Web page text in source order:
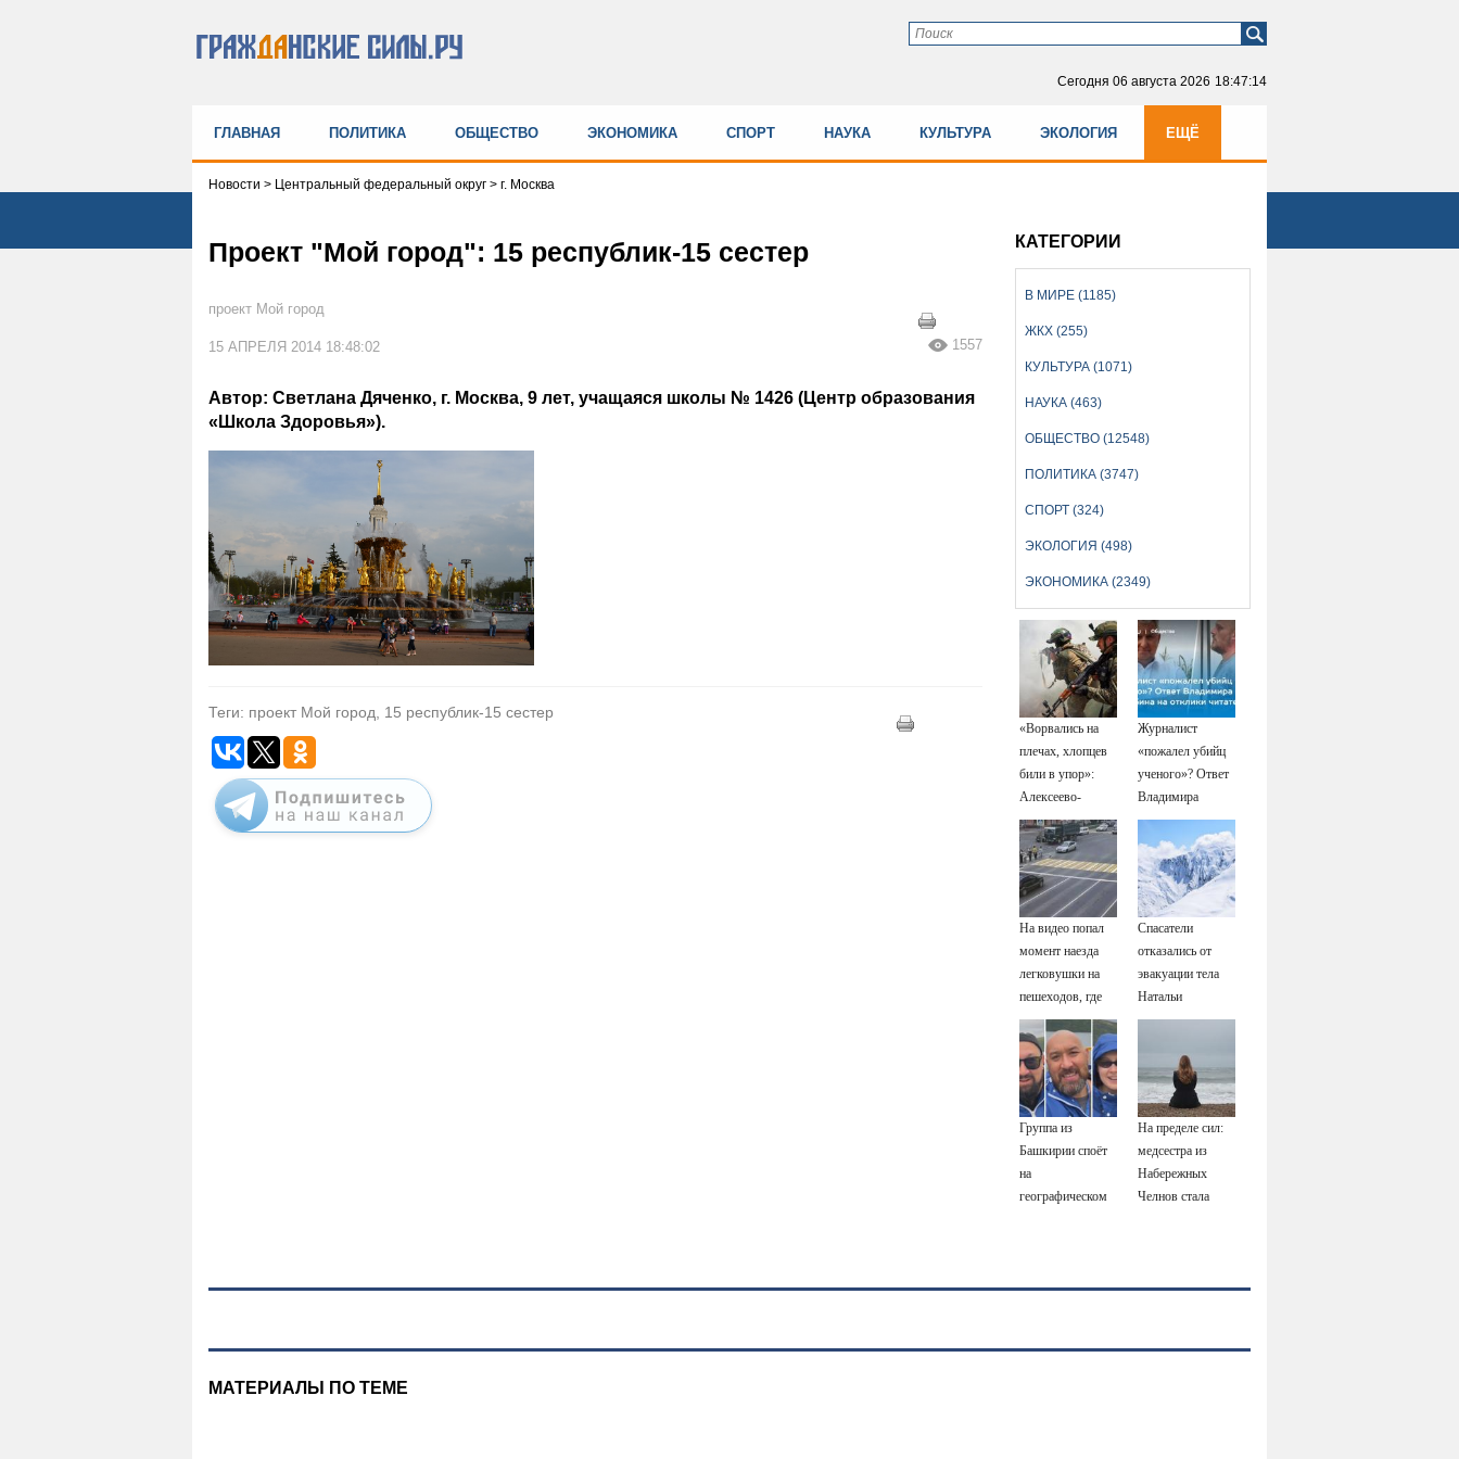
Сегодня 06 августа 2026 18:47:15
ГЛАВНАЯ ПОЛИТИКА ОБЩЕСТВО ЭКОНОМИКА СПОРТ НАУКА КУЛЬТУРА ЭКОЛОГИЯ ЕЩЁ
Новости > Центральный федеральный округ > г. Москва
Проект "Мой город": 15 республик-15 сестер
проект Мой город
15 АПРЕЛЯ 2014 18:48:02 1557
Автор: Светлана Дяченко, г. Москва, 9 лет, учащаяся школы № 1426 (Центр образования
«Школа Здоровья»).
Теги: проект Мой город, 15 республик-15 сестер
КАТЕГОРИИ
В МИРЕ (1185)
ЖКХ (255)
КУЛЬТУРА (1071)
НАУКА (463)
ОБЩЕСТВО (12548)
ПОЛИТИКА (3747)
СПОРТ (324)
ЭКОЛОГИЯ (498)
ЭКОНОМИКА (2349)
«Ворвались на
плечах, хлопцев
били в упор»:
Алексеево-
Дружковка стала
могильником для
«птах Мадьяра»
Журналист
«пожалел убийц
ученого»? Ответ
Владимира
Ворсобина на
отклики
читателей
На видео попал
момент наезда
легковушки на
пешеходов, где
пострадали
минимум восемь
человек
06/08/2026 –
Новости
Спасатели
отказались от
эвакуации тела
Натальи
Наговицыной с
Группа из
Башкирии споёт
на
географическом
На пределе сил:
медсестра из
Набережных
Челнов стала
06/08/2026 –
МАТЕРИАЛЫ ПО ТЕМЕ